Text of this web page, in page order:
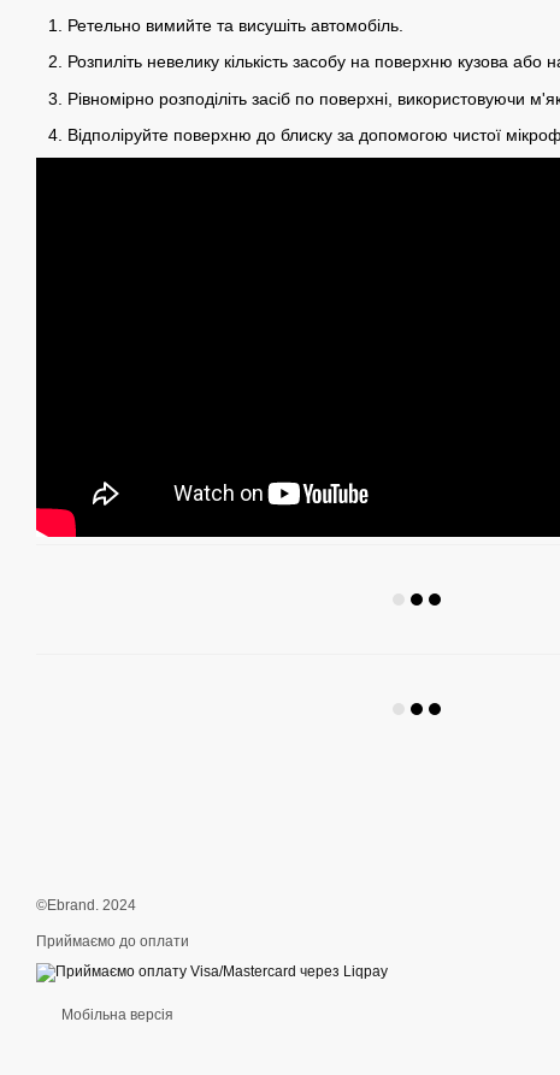
Ретельно вимийте та висушіть автомобіль.
Розпиліть невелику кількість засобу на поверхню кузова або
Рівномірно розподіліть засіб по поверхні, використовуючи
Відполіруйте поверхню до блиску за допомогою чистої
©Ebrand. 2024
Приймаємо до оплати
Мобільна версія